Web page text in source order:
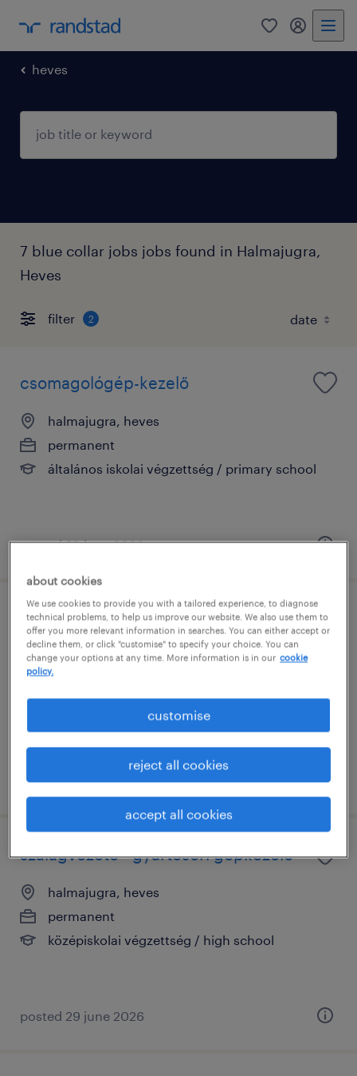
0 my
heves
7 blue collar jobs jobs found in Halmajugra,
Heves
filter 2
csomagológép-kezelő
halmajugra, heves
permanent
általános iskolai végzettség / primary school
posted 29 june 2026
minőségellenőr
halmajugra, heves
permanent
általános iskolai végzettség / primary school
posted 29 june 2026
szalagvezető - gyártósori gépkezelő
halmajugra, heves
permanent
középiskolai végzettség / high school
posted 29 june 2026
about cookies
We use cookies to provide you with a tailored experience, to diagnose
technical problems, to help us improve our website. We also use them to
offer you more relevant information in searches. You can either accept or
decline them, or click "customise" to specify your choice. You can
change your options at any time. More information is in our cookie
policy.
customise
reject all cookies
accept all cookies